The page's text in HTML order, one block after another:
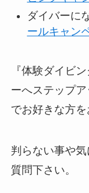
ダイバーに
ールキャン
『体験ダイビ
ーへステップ
でお好きな方を
判らない事や
質問下さい。